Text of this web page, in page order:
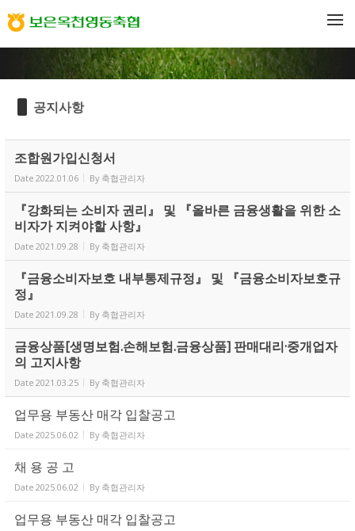
공지사항
조합원가입신청서
Date 2022.01.06 By 축협관리자
『강화되는 소비자 권리』 및 『올바른 금융생활을 위한 소
비자가 지켜야할 사항』
Date 2021.09.28 By 축협관리자
『금융소비자보호 내부통제규정』 및 『금융소비자보호규
정』
Date 2021.09.28 By 축협관리자
금융상품[생명보험.손해보험.금융상품] 판매대리·중개업자
의 고지사항
Date 2021.03.25 By 축협관리자
업무용 부동산 매각 입찰공고
Date 2025.06.02 By 축협관리자
채 용 공 고
Date 2025.06.02 By 축협관리자
업무용 부동산 매각 입찰공고